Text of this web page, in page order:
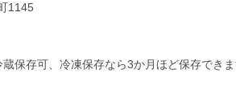
1145
保存可、冷凍保存なら3か月ほど保存でき